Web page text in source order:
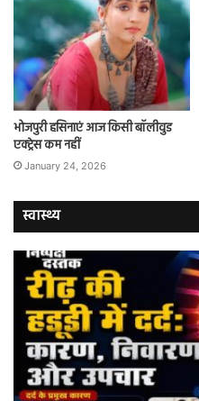
भोजपुरी हसिनाएं आज किसी बॉलीवुड
एक्ट्रेस कम नहीं
January 24, 2026
स्वास्थ्य